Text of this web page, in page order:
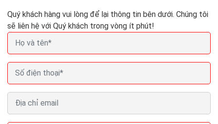
Quý khách hàng vui lòng để lại thông tin bên dưới. Chúng tôi
sẽ liên hệ với Quý khách trong vòng ít phút!